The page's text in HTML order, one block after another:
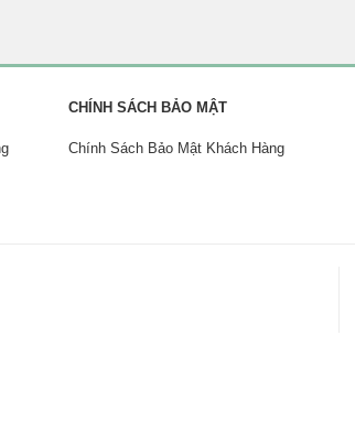
CHÍNH SÁCH BẢO MẬT
Chính Sách Bảo Mật Khách Hàng